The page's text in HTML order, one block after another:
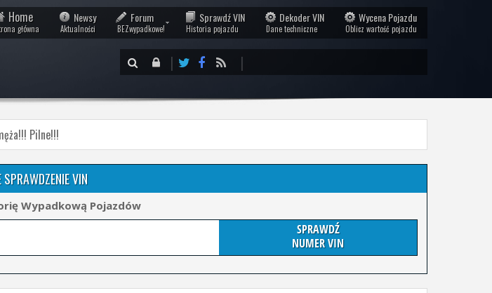
Home
główna
Newsy
Aktualności
Forum
BEZwypadkowe!
Sprawdź VIN
Historia pojazdu
Dekoder VIN
Dane techniczne
Wycena Pojazdu
Oblicz wartość pojazdu
| |
Pilne!!!
VIN
Wypadkową Pojazdów
SPRAWDŹ
NUMER VIN